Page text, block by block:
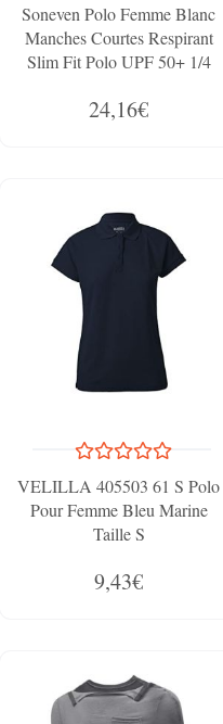
Soneven Polo Femme Blanc
Manches Courtes Respirant
Slim Fit Polo UPF 50+ 1/4
Sports De Plein Air Et Tennis
24,16€
VELILLA 405503 61 S Polo
Pour Femme Bleu Marine
Taille S
9,43€